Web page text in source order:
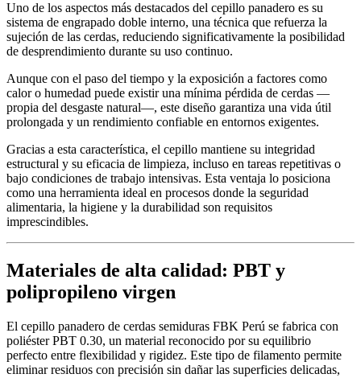
Uno de los aspectos más destacados del cepillo panadero es su
sistema de engrapado doble interno, una técnica que refuerza la
sujeción de las cerdas, reduciendo significativamente la posibilidad
de desprendimiento durante su uso continuo.
Aunque con el paso del tiempo y la exposición a factores como
calor o humedad puede existir una mínima pérdida de cerdas —
propia del desgaste natural—, este diseño garantiza una vida útil
prolongada y un rendimiento confiable en entornos exigentes.
Gracias a esta característica, el cepillo mantiene su integridad
estructural y su eficacia de limpieza, incluso en tareas repetitivas o
bajo condiciones de trabajo intensivas. Esta ventaja lo posiciona
como una herramienta ideal en procesos donde la seguridad
alimentaria, la higiene y la durabilidad son requisitos
imprescindibles.
Materiales de alta calidad: PBT y
polipropileno virgen
El cepillo panadero de cerdas semiduras FBK Perú se fabrica con
poliéster PBT 0.30, un material reconocido por su equilibrio
perfecto entre flexibilidad y rigidez. Este tipo de filamento permite
eliminar residuos con precisión sin dañar las superficies delicadas,